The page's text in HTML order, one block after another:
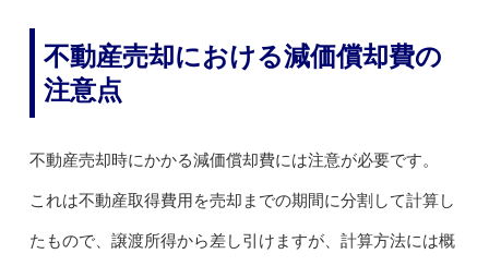
不動産売却における減価償却費の
注意点
不動産売却時にかかる減価償却費には注意が必要です。
これは不動産取得費用を売却までの期間に分割して計算し
たもので、譲渡所得から差し引けますが、計算方法には概